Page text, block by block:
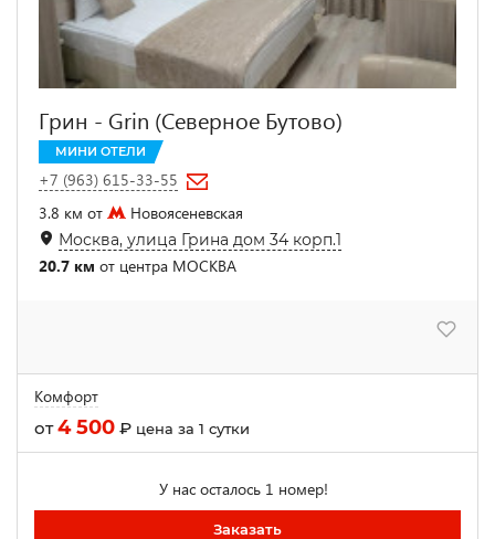
Грин - Grin (Северное Бутово)
МИНИ ОТЕЛИ
+7 (963) 615-33-55
3.8 км от
Новоясеневская
Москва, улица Грина дом 34 корп.1
20.7 км от центра МОСКВА
Комфорт
от4 500 ₽ цена за 1 сутки
У нас осталось 1 номер!
Заказать